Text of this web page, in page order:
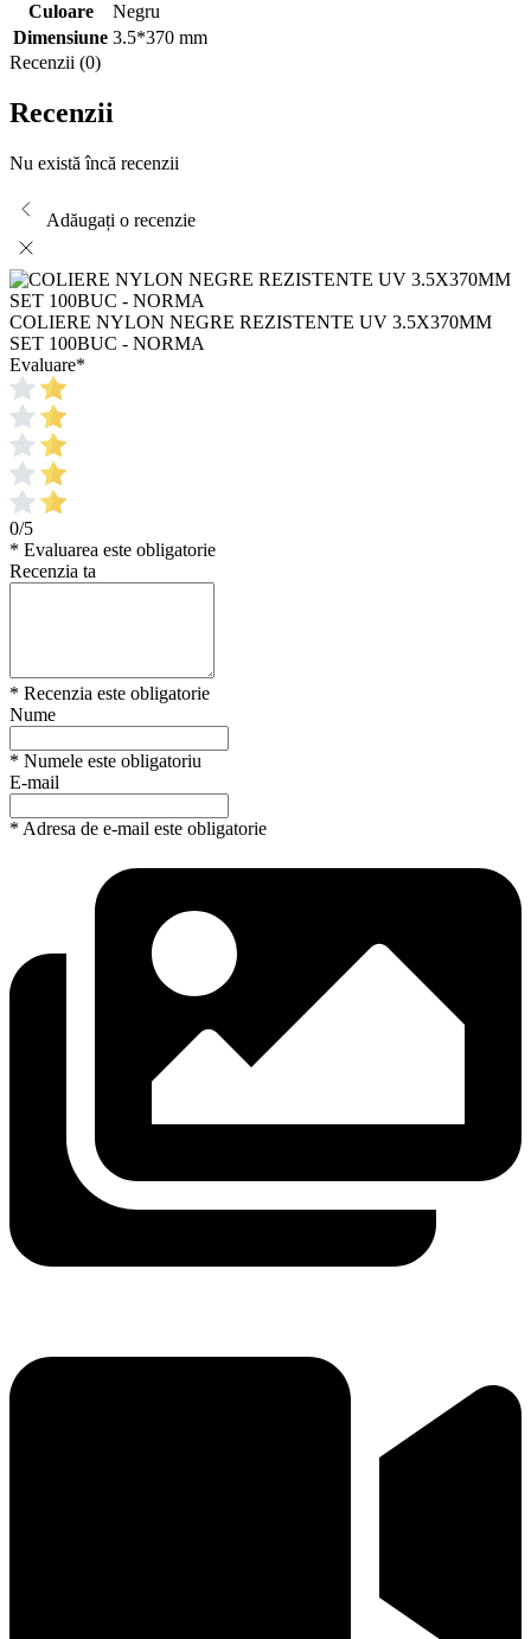
Culoare
Negru
Dimensiune 3.5*370 mm
Recenzii (0)
Recenzii
Nu există încă recenzii
Adăugați o recenzie
COLIERE NYLON NEGRE REZISTENTE UV 3.5X370MM
SET 100BUC - NORMA
Evaluare*
0/5
* Evaluarea este obligatorie
Recenzia ta
* Recenzia este obligatorie
Nume
* Numele este obligatoriu
E-mail
* Adresa de e-mail este obligatorie